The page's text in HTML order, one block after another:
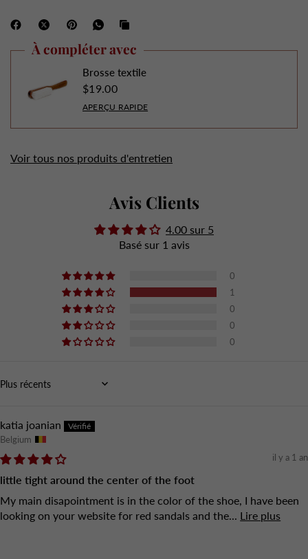
À compléter avec
Brosse textile
$19.00
APERÇU RAPIDE
Voir tous nos produits d'entretien
Avis Clients
4.00 sur 5
Basé sur 1 avis
0
1
0
0
0
Sort by
katia joanian
Belgium
il y a 1 an
little tight around the center of the foot
My main disapointment is in the color of the shoe, I have been
looking on your website for red sandals and the... Lire plus